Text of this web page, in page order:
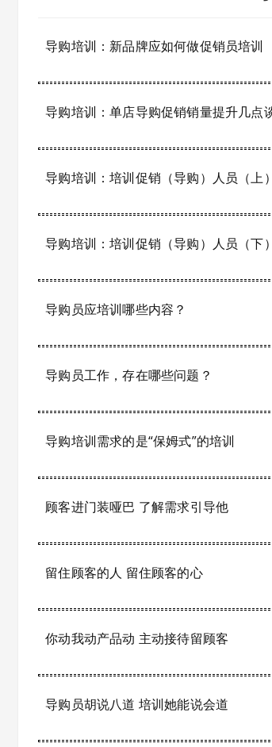
导购培训：新品牌应如何做促销员培训
导购培训：单店导购促销销量提升几点
导购培训：培训促销（导购）人员（上）
导购培训：培训促销（导购）人员（下）
导购员应培训哪些内容？
导购员工作，存在哪些问题？
导购培训需求的是“保姆式”的培训
顾客进门装哑巴 了解需求引导他
留住顾客的人 留住顾客的心
你动我动产品动 主动接待留顾客
导购员胡说八道 培训她能说会道